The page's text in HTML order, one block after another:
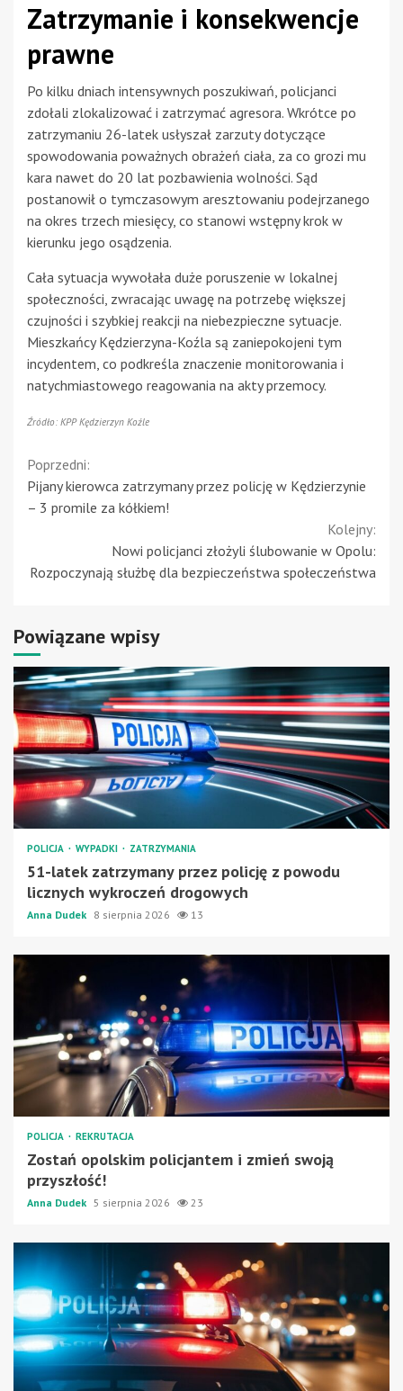
Zatrzymanie i konsekwencje
prawne
Po kilku dniach intensywnych poszukiwań, policjanci
zdołali zlokalizować i zatrzymać agresora. Wkrótce po
zatrzymaniu 26-latek usłyszał zarzuty dotyczące
spowodowania poważnych obrażeń ciała, za co grozi mu
kara nawet do 20 lat pozbawienia wolności. Sąd
postanowił o tymczasowym aresztowaniu podejrzanego
na okres trzech miesięcy, co stanowi wstępny krok w
kierunku jego osądzenia.
Cała sytuacja wywołała duże poruszenie w lokalnej
społeczności, zwracając uwagę na potrzebę większej
czujności i szybkiej reakcji na niebezpieczne sytuacje.
Mieszkańcy Kędzierzyna-Koźla są zaniepokojeni tym
incydentem, co podkreśla znaczenie monitorowania i
natychmiastowego reagowania na akty przemocy.
Źródło: KPP Kędzierzyn Koźle
Continue
Reading
Poprzedni:
Pijany kierowca zatrzymany przez policję w Kędzierzynie
– 3 promile za kółkiem!
Kolejny:
Nowi policjanci złożyli ślubowanie w Opolu:
Rozpoczynają służbę dla bezpieczeństwa społeczeństwa
Powiązane wpisy
POLICJA WYPADKI ZATRZYMANIA
51-latek zatrzymany przez policję z powodu
licznych wykroczeń drogowych
Anna Dudek 8 sierpnia 2026 13
POLICJA REKRUTACJA
Zostań opolskim policjantem i zmień swoją
przyszłość!
Anna Dudek 5 sierpnia 2026 23